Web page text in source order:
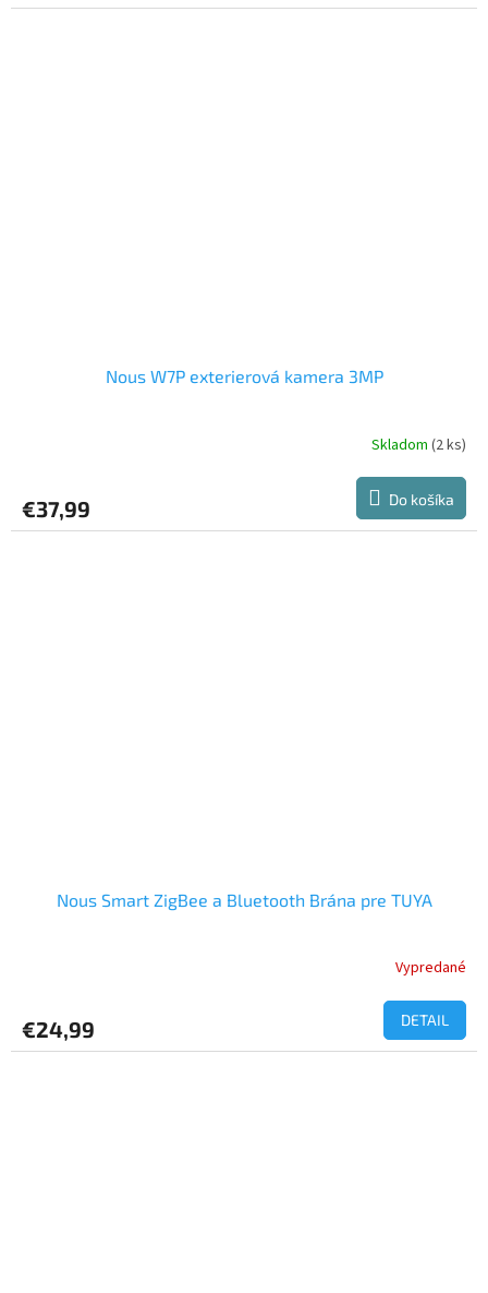
Nous W7P exterierová kamera 3MP
Skladom (2 ks)
€37,99 Do košíka
Nous Smart ZigBee a Bluetooth Brána pre TUYA
je
5,0
Vypredané
€24,99 DETAIL